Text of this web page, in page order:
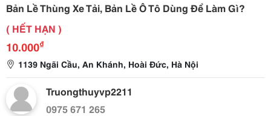
Bản Lề Thùng Xe Tải, Bản Lề Ô Tô Dùng Để Làm Gì?
( HẾT HẠN )
10.000₫
1139 Ngãi Cầu, An Khánh, Hoài Đức, Hà Nội
Truongthuyvp2211
0975 671 265